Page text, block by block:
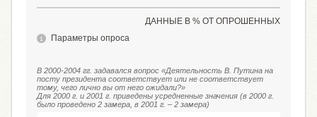
ДАННЫЕ В % ОТ ОПРОШЕННЫХ
Параметры опроса
В 2000-2004 гг. задавался вопрос «Деятельность В. Путина на
посту президента соответствует или не соответствует
тому, чего лично вы от него ожидали?»
Для 2000 г. и 2001 г. приведены усредненные значения (в 2000 г.
было проведено 2 замера, в 2001 г. – 2 замера)